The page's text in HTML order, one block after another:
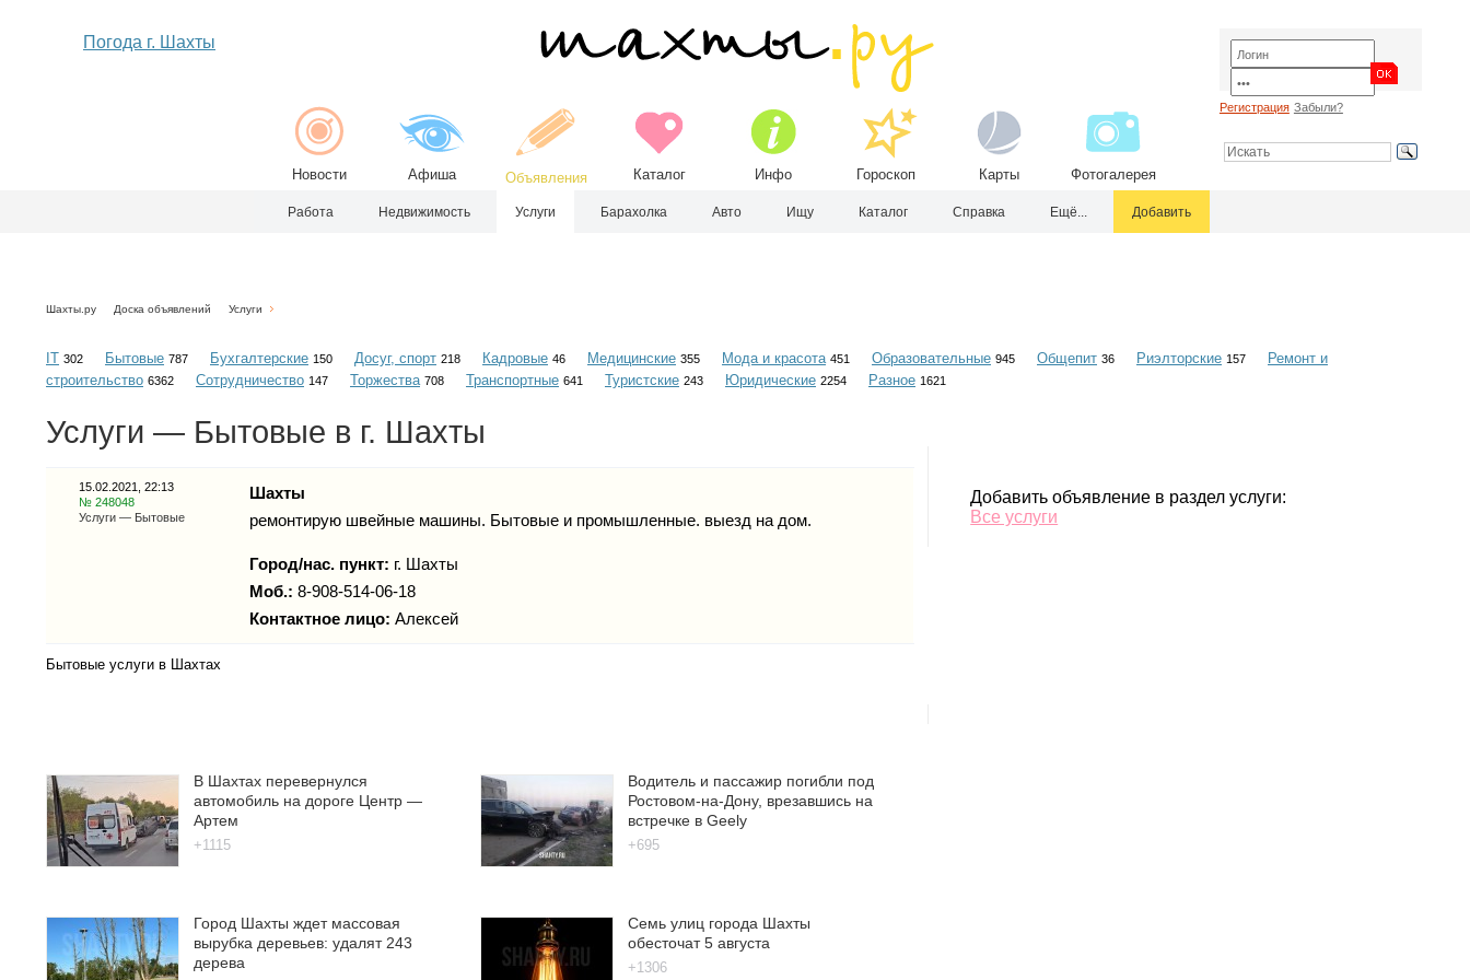
Погода г. Шахты
Новости Афиша Объявления Каталог Инфо Гороскоп Карты Фотогалерея
Регистрация Забыли?
Работа Недвижимость Услуги Барахолка Авто Ищу Каталог Справка Ещё... Добавить
Шахты.ру Доска объявлений Услуги
IT 302 Бытовые 787 Бухгалтерские 150 Досуг, спорт 218 Кадровые 46 Медицинские 355 Мода и красота 451 Образовательные 945 Общепит 36 Риэлторские 157
Ремонт и
строительство 6362 Сотрудничество 147 Торжества 708 Транспортные 641 Туристские 243 Юридические 2254 Разное 1621
Услуги — Бытовые в г. Шахты
15.02.2021, 22:13
№ 248048
Услуги — Бытовые
Шахты
ремонтирую швейные машины. Бытовые и промышленные. выезд на дом.
Город/нас. пункт: г. Шахты
Моб.: 8-908-514-06-18
Контактное лицо: Алексей
Бытовые услуги в Шахтах
Добавить объявление в раздел услуги:
Все услуги
В Шахтах перевернулся
автомобиль на дороге Центр —
Артем
+1115
Водитель и пассажир погибли под
Ростовом-на-Дону, врезавшись на
встречке в Geely
+695
Город Шахты ждет массовая
вырубка деревьев: удалят 243
дерева
Семь улиц города Шахты
обесточат 5 августа
+1306